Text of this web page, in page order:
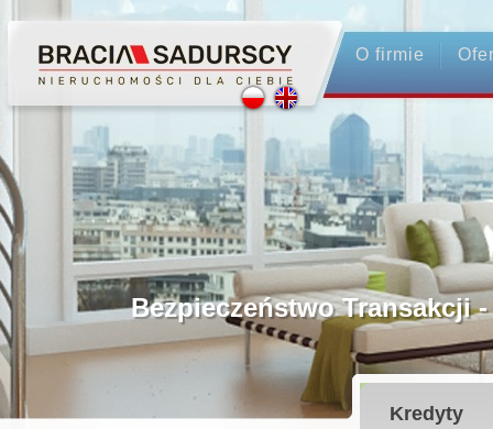
O firmie
Profesjonalne Pośrednictwo
Bezpieczeństwo Transakcji -
Licencjonowani Pośrednicy
Kredyty